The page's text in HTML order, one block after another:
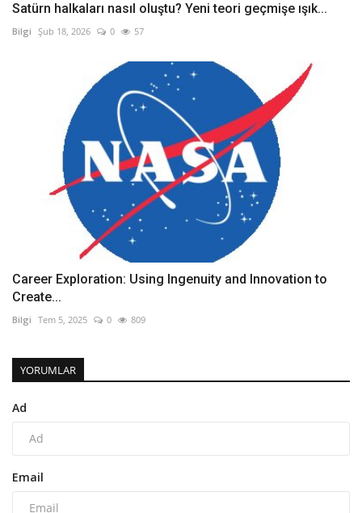
Satürn halkaları nasıl oluştu? Yeni teori geçmişe ışık...
Bilgi Şub 18, 2026 0 57
Career Exploration: Using Ingenuity and Innovation to
Create...
Bilgi Tem 5, 2025 0 809
YORUMLAR
Ad
Email